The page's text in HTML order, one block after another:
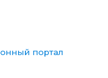
портал